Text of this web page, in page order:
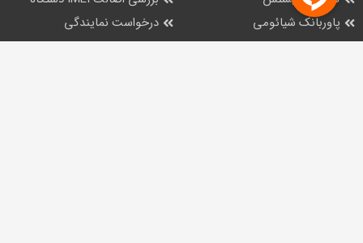
پاوربانک شیائومی
درخواست نمایندگی
نظرسنجی ها